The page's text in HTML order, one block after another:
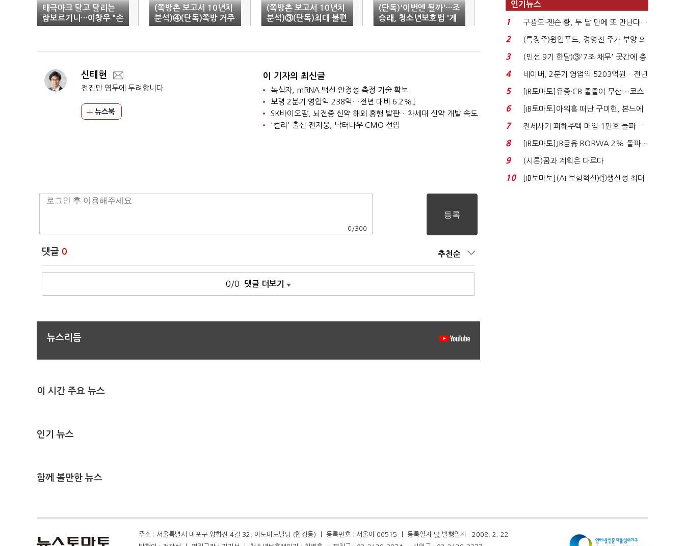
태극마크 달고 달리는
람보르기니…이창우 "손
흥민 된 기분"
(쪽방촌 보고서 10년치
분석)④(단독)쪽방 거주
자 최다 질병은 고혈
(쪽방촌 보고서 10년치
분석)③(단독)최대 불편
은?…"벌레·화장실"
(단독)'이번엔 될까'…조
승래, 청소년보호법 '게
임 중독' 삭제안 재발의
신태현
전진만 염두에 두려합니다
뉴스북
이 기자의 최신글
녹십자, mRNA 백신 안정성 측정 기술 확보
보령 2분기 영업익 238억…전년 대비 6.2%↓
SK바이오팜, 뇌전증 신약 해외 흥행 발판…차세대 신약 개발 속도
'컬리' 출신 전지웅, 닥터나우 CMO 선임
0 /300
댓글 0 추천순
0/0 댓글 더보기
뉴스리듬
이 시간 주요 뉴스
인기 뉴스
함께 볼만한 뉴스
인기뉴스
1
구광모-젠슨 황, 두 달 만에 또 만난다…
로봇·AI 등 논...
2
(특징주)윙입푸드, 경영진 주가 부양 의
지에 상한가...
3
(민선 9기 한달)③'7조 채무' 곳간에 충
격…추미애, 20년...
4
네이버, 2분기 영업익 5203억원…전년
비 0.2% 감소...
5
[IB토마토]유증·CB 줄줄이 무산…코스
닥 벌점 급증에 ...
6
[IB토마토]아워홈 떠난 구미현, 본느에
340억 베팅…가...
7
전세사기 피해주택 매입 1만호 돌파…
누적 피해자 4만2...
8
[IB토마토]JB금융 RORWA 2% 돌파…
실적 견인은 은행 ...
9 (시론)꿈과 계획은 다르다
10
[IB토마토](AI 보험혁신)①생산성 최대
주소 : 서울특별시 마포구 양화진 4길 32, 이토마토빌딩 (합정동) ㅣ 등록번호 : 서울아 00515 ㅣ 등록일자 및 발행일자 : 2008. 2. 22